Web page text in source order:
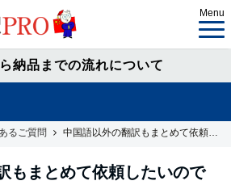
Menu
納品までの流れについて
るご質問
もまとめて依頼したいので